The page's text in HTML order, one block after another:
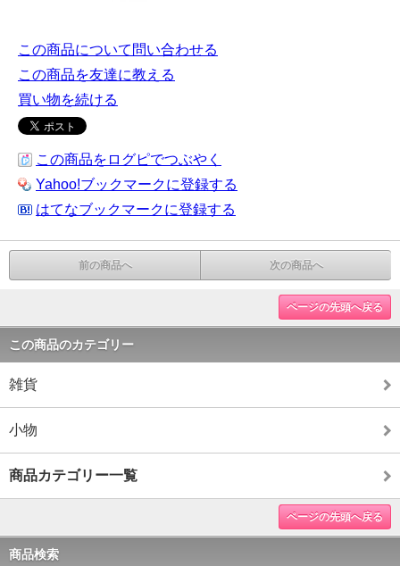
この商品について問い合わせる
この商品を友達に教える
買い物を続ける
この商品をログピでつぶやく
Yahoo!ブックマークに登録する
はてなブックマークに登録する
前の商品へ 次の商品へ
ページの先頭へ戻る
この商品のカテゴリー
雑貨
小物
商品カテゴリー一覧
ページの先頭へ戻る
商品検索